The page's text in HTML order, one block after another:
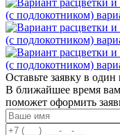
Оставьте заявку в один
В ближайшее время вам
поможет оформить